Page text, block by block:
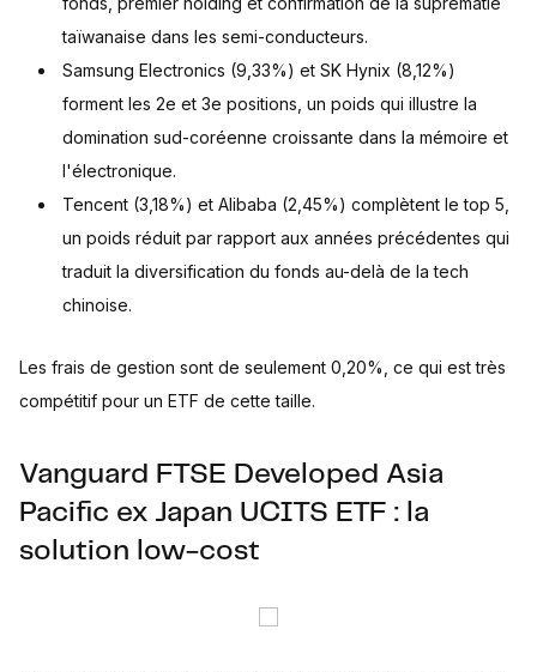
taïwanaise dans les semi-conducteurs.
Samsung Electronics (9,33%) et SK Hynix (8,12%)
forment les 2e et 3e positions, un poids qui illustre la
domination sud-coréenne croissante dans la mémoire et
l'électronique.
Tencent (3,18%) et Alibaba (2,45%) complètent le top 5,
un poids réduit par rapport aux années précédentes qui
traduit la diversification du fonds au-delà de la tech
chinoise.
Les frais de gestion sont de seulement 0,20%, ce qui est très
compétitif pour un ETF de cette taille.
Vanguard FTSE Developed Asia
Pacific ex Japan UCITS ETF : la
solution low-cost